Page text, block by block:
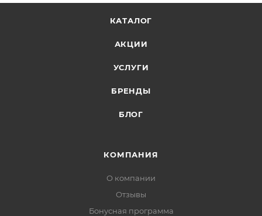
КАТАЛОГ
АКЦИИ
УСЛУГИ
БРЕНДЫ
БЛОГ
КОМПАНИЯ
О компании
Отзывы
Бонусная программа